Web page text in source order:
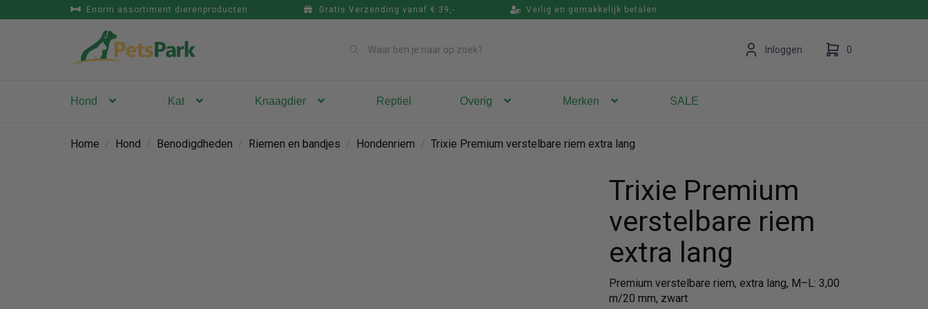
Enorm assortiment dierenproducten Gratis Verzending vanaf € 39,- Veilig en gemakkelijk betalen
Inloggen 0
Uw winkelwagen is leeg.
Vul hem met producten.
Hond Kat Knaagdier Reptiel Overig Merken SALE
Home Hond Benodigdheden Riemen en bandjes Hondenriem Trixie Premium verstelbare riem extra lang
Trixie Premium
verstelbare riem
extra lang
Premium verstelbare riem, extra lang, M–L: 3,00
m/20 mm, zwart